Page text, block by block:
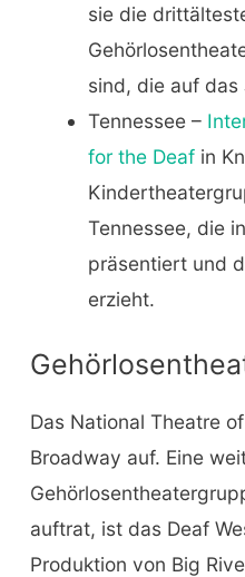
sie die
sind, die auf das
Tennessee –
for the Deafin
Tennessee, die
präsentiert und
erzieht.
Das National Theatre
Broadway auf. Eine
auftrat, ist das Deaf
Produktion von Big